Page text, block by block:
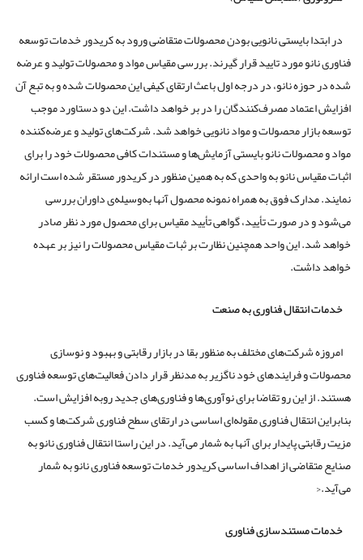
در ابتدا بایستی نانویی بودن محصولات متقاضی ورود به کریدور خدمات توسعه
فناوری نانو مورد تایید قرار گیرند. بررسی مقیاس مواد و محصولات تولید و عرضه
شده در حوزه نانو، در درجه اول باعث ارتقای کیفی این محصولات شده و به تبع آن
افزایش اعتماد مصرف‌کنندگان را در بر خواهد داشت. این دو دستاورد موجب
توسعه بازار محصولات و مواد نانویی خواهد شد. شرکت‌های تولید و عرضه‌کننده
مواد و محصولات نانو بایستی آزمایش‌ها و مستندات کافی محصولات خود را برای
اثبات مقیاس نانو به واحدی که به همین منظور در کریدور مستقر شده است ارائه
نمایند. مدارک فوق به همراه نمونه محصول آنها به‌وسیله‌ی داوران بررسی
می‌شود و در صورت تأیید، گواهی تأیید مقیاس برای محصول مورد نظر صادر
خواهد شد. این واحد همچنین نظارت بر ثبات مقیاس محصولات را نیز بر عهده
خواهد داشت.
خدمات انتقال فناوری به صنعت
امروزه شرکت‌های مختلف به منظور بقا در بازار رقابتی و بهبود و نوسازی
محصولات و فرایندهای خود ناگزیر به مدنظر قرار دادن فعالیت‌های توسعه فناوری
هستند. از این رو تقاضا برای نوآوری‌ها و فناوری‌های جدید روبه افزایش است.
بنابراین انتقال فناوری مقوله‌ای اساسی در ارتقای سطح فناوری شرکت‌ها و کسب
مزیت رقابتی پایدار برای آنها به شمار می‌آید. در این راستا انتقال فناوری نانو به
صنایع متقاضی از اهداف اساسی کریدور خدمات توسعه فناوری نانو به شمار
می‌آید.<
خدمات مستندسازی فناوری